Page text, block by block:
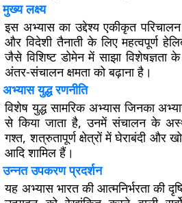
मुख्य लक्ष्य
इस अभ्यास का उद्देश्य एकीकृत
और विदेशी तैनाती के लिए महत्वपूर्ण
जैसे विशिष्ट डोमेन में साझा
अंतर-संचालन क्षमता को बढ़ाना है।
अभ्यास युद्ध रणनीति
विशेष युद्ध सामरिक अभ्यास जिनका
से किया जाता है, उनमें संचालन के
गश्त, शत्रुतापूर्ण क्षेत्रों में घेराबंदी और
आदि शामिल हैं।
उन्नत उपकरण प्रदर्शन
यह अभ्यास भारत की आत्मनिर्भरता की